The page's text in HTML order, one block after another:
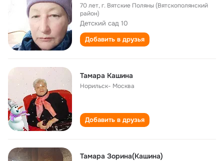
70 лет,г. Вятские Поляны (Вятскополянский
район)
Детский сад 10
Добавить в друзья
Тамара Кашина
Норильск- Москва
Добавить в друзья
Тамара Зорина(Кашина)